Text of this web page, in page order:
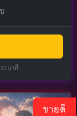
นาที
ขายดี